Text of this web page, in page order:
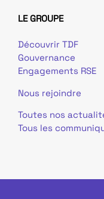
LE GROUPE
Découvrir TDF
Gouvernance
Engagements RSE
Nous rejoindre
Toutes nos
Tous les